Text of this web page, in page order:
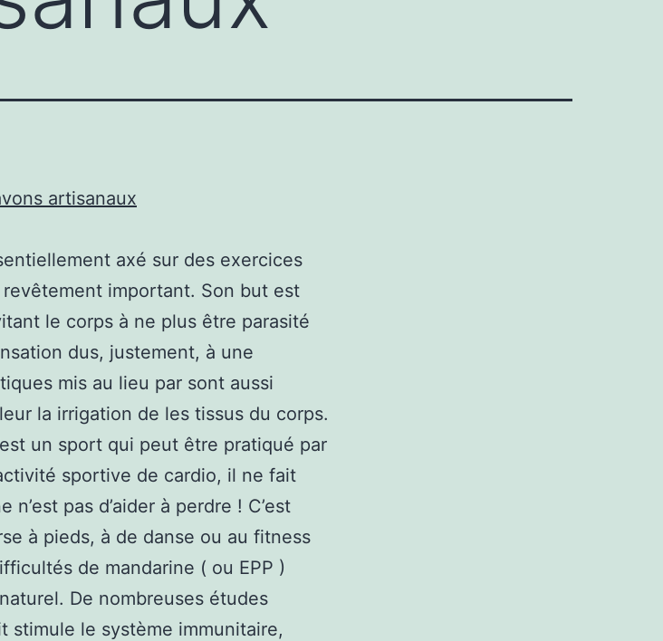
artisanaux
axé sur des exercices
important. Son but est
le corps à ne plus être parasité
dus, justement, à une
mis au lieu par sont aussi
la irrigation de les tissus du corps.
un sport qui peut être pratiqué par
sportive de cardio, il ne fait
pas d’aider à perdre ! C’est
à pieds, à de danse ou au fitness
de mandarine ( ou EPP )
De nombreuses études
stimule le système immunitaire,